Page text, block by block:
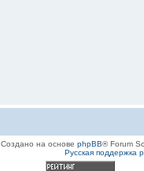
Создано на основе phpBB® Forum
Русская поддержка